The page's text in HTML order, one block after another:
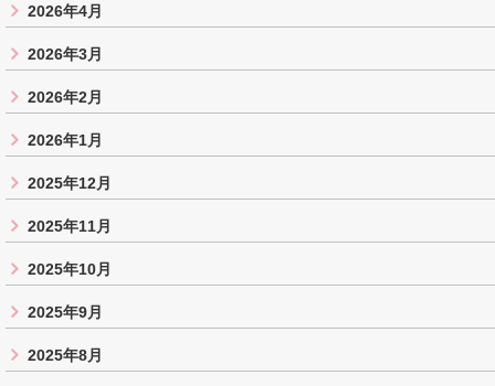
2026年4月
2026年3月
2026年2月
2026年1月
2025年12月
2025年11月
2025年10月
2025年9月
2025年8月